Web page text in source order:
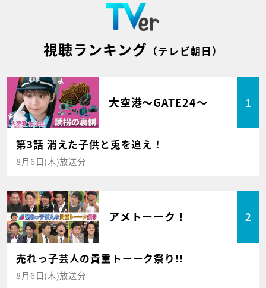
視聴ランキング （テレビ朝日）
大空港～GATE24～ 1
第3話 消えた子供と兎を追え！
8月6日(木)放送分
アメトーーク！ 2
売れっ子芸人の貴重トーーク祭り!!
8月6日(木)放送分